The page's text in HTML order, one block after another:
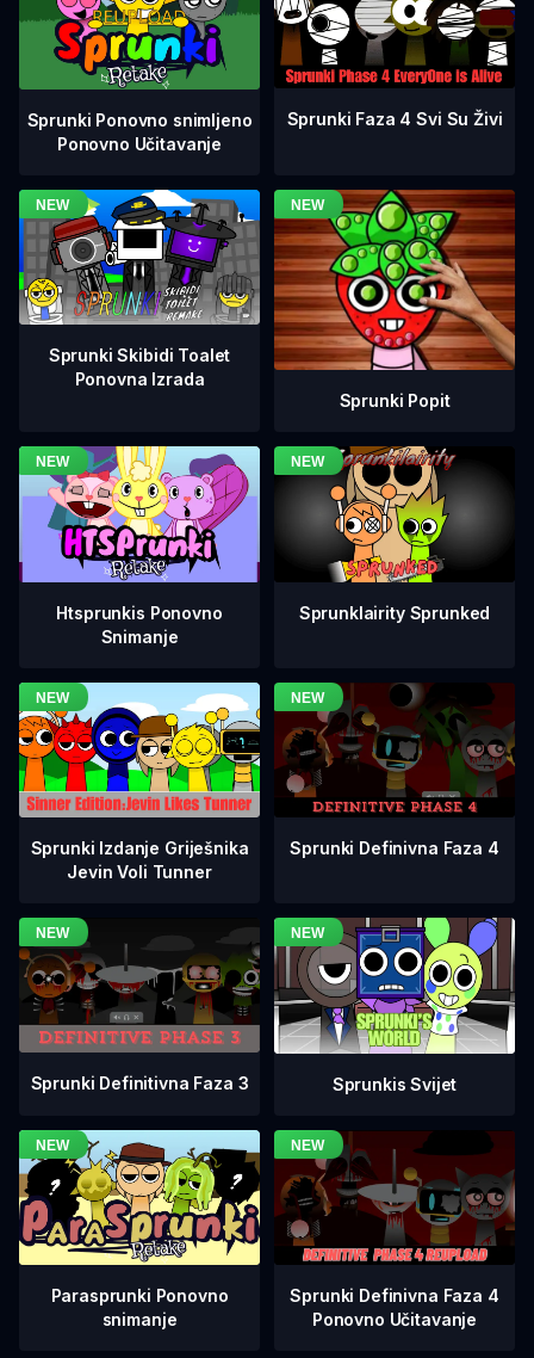
Sprunki Ponovno snimljeno
Ponovno Učitavanje
Sprunki Faza 4 Svi Su Živi
Sprunki Skibidi Toalet
Ponovna Izrada
Sprunki Popit
Htsprunkis Ponovno
Snimanje
Sprunklairity Sprunked
Sprunki Izdanje Griješnika
Jevin Voli Tunner
Sprunki Definivna Faza 4
Sprunki Definitivna Faza 3 Sprunkis Svijet
Parasprunki Ponovno
snimanje
Sprunki Definivna Faza 4
Ponovno Učitavanje